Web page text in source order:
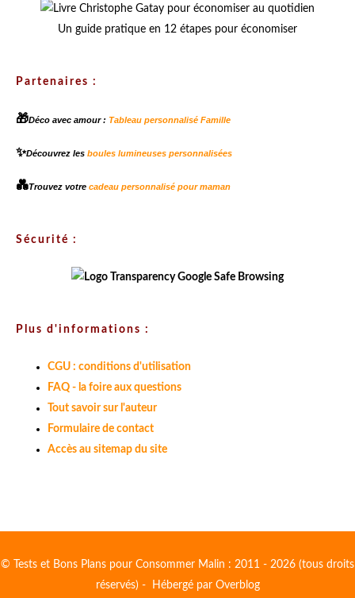
Un guide pratique en 12 étapes pour économiser
Partenaires :
🎁Déco avec amour : Tableau personnalisé Famille
✨Découvrez les boules lumineuses personnalisées
💑Trouvez votre cadeau personnalisé pour maman
Sécurité :
Plus d'informations :
CGU : conditions d'utilisation
FAQ - la foire aux questions
Tout savoir sur l'auteur
Formulaire de contact
Accès au sitemap du site
© Tests et Bons Plans pour Consommer Malin : 2011 - 2026 (tous droits
réservés) - Hébergé par Overblog